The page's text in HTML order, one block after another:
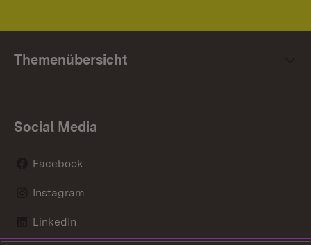
Themenübersicht
Social Media
Facebook
Instagram
LinkedIn